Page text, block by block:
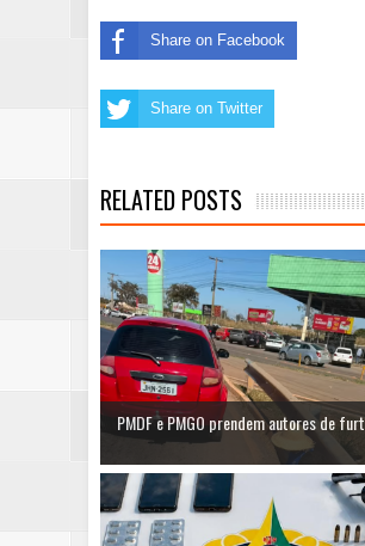
Share on Facebook
Share on Twitter
RELATED POSTS
PMDF e PMGO prendem autores de furt...